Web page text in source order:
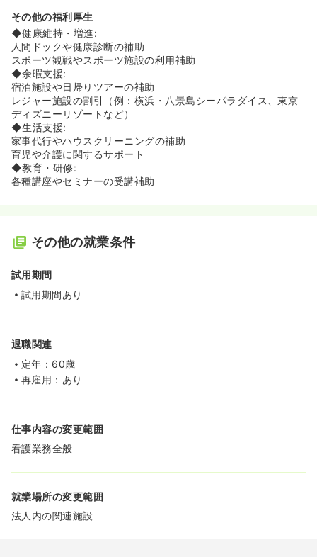
その他の福利厚生
◆健康維持・増進:
人間ドックや健康診断の補助
スポーツ観戦やスポーツ施設の利用補助
◆余暇支援:
宿泊施設や日帰りツアーの補助
レジャー施設の割引（例：横浜・八景島シーパラダイス、東京
ディズニーリゾートなど）
◆生活支援:
家事代行やハウスクリーニングの補助
育児や介護に関するサポート
◆教育・研修:
各種講座やセミナーの受講補助
その他の就業条件
試用期間
試用期間あり
退職関連
定年：60歳
再雇用：あり
仕事内容の変更範囲
看護業務全般
就業場所の変更範囲
法人内の関連施設